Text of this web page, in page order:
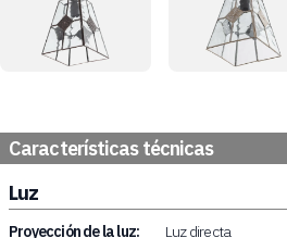
Características técnicas
Luz
Proyección de la luz:
Luz directa